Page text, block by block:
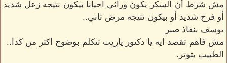
مش شرط أن السكر يكون وراثي احيانا بيكون نتيجه زعل شديد
أو فرح شديد أو بيكون نتيجه مرض تاني..
يوسف بنفاذ صبر
مش فاهم تقصد ايه يا دكتور ياريت تتكلم بوضوح اكتر من كدا..
الطبيب بتوتر.